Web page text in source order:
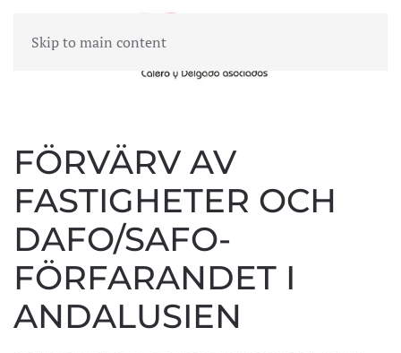
Skip to main content
MENY
FÖRVÄRV AV
FASTIGHETER OCH
DAFO/SAFO-
FÖRFARANDET I
ANDALUSIEN